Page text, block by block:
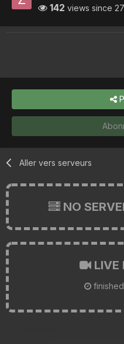
142 views since
Aller vers serveurs
NO
LIVE
finished